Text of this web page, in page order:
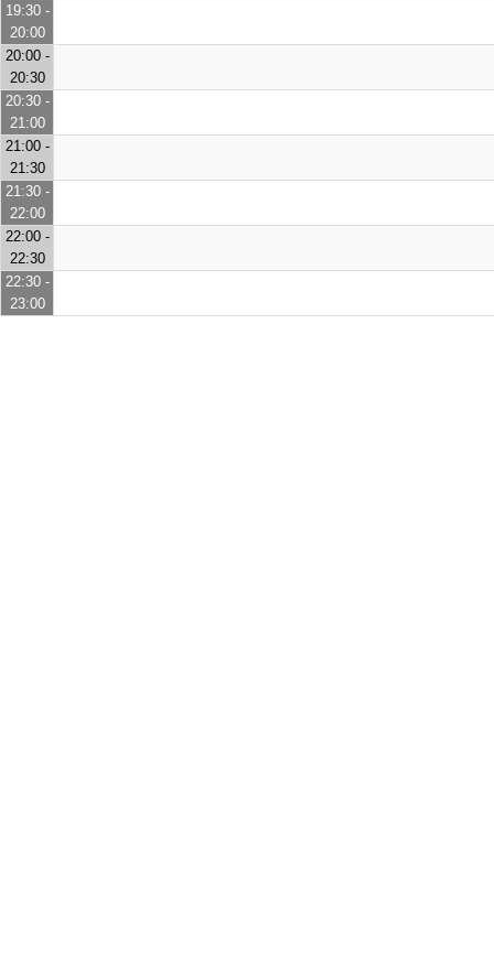
19:30 -
20:00
20:00 -
20:30
20:30 -
21:00
21:00 -
21:30
21:30 -
22:00
22:00 -
22:30
22:30 -
23:00